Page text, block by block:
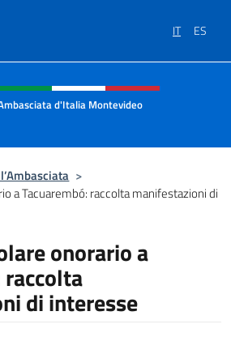
IT ES
social e menù
d'Italia Montevideo
>
a Tacuarembó: raccolta manifestazioni di
onorario a
raccolta
di interesse